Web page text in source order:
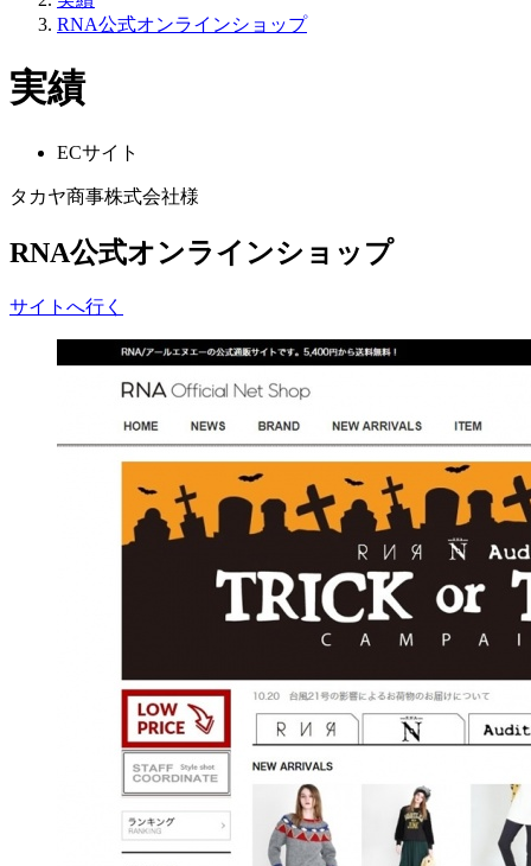
RNA公式オンラインショップ
実績
ECサイト
タカヤ商事株式会社様
RNA公式オンラインショップ
サイトへ行く